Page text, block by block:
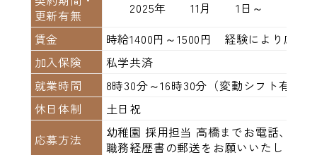
更新有無
2025年 11月 1日～
賃金
時給1400円～1500円 経験により応相
加入保険
私学共済
就業時間
8時30分～16時30分（変動シフト有
休日体制
土日祝
応募方法
幼稚園 採用担当 高橋までお電話、ま
職務経歴書の郵送をお願いいたします